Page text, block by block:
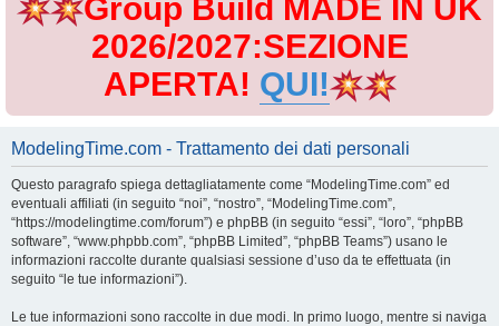
Group Build MADE IN UK
2026/2027:SEZIONE
APERTA! QUI!
ModelingTime.com - Trattamento dei dati personali
Questo paragrafo spiega dettagliatamente come “ModelingTime.com” ed
eventuali affiliati (in seguito “noi”, “nostro”, “ModelingTime.com”,
“https://modelingtime.com/forum”) e phpBB (in seguito “essi”, “loro”, “phpBB
software”, “www.phpbb.com”, “phpBB Limited”, “phpBB Teams”) usano le
informazioni raccolte durante qualsiasi sessione d’uso da te effettuata (in
seguito “le tue informazioni”).
Le tue informazioni sono raccolte in due modi. In primo luogo, mentre si naviga